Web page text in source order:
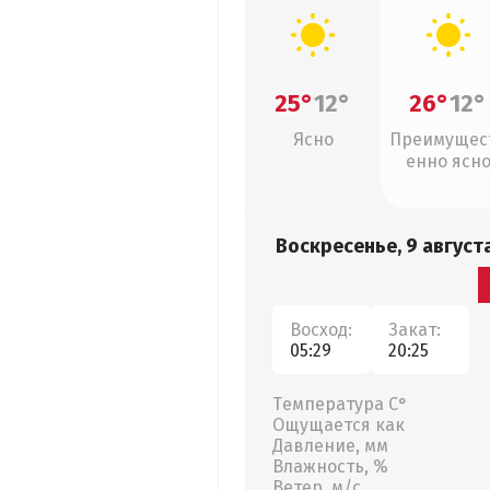
25°12°
Ясно
26°12°
енно ясно
Воскресенье, 9
Восход:
05:29
Закат:
20:25
Температура С°
Ощущается как
Давление, мм
Влажность, %